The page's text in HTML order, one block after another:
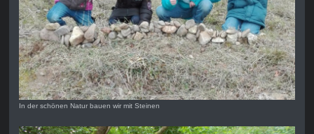
In der schönen Natur bauen wir mit Steinen